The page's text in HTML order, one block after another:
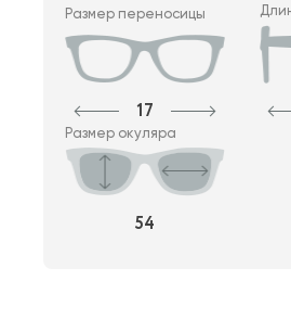
Размер переносицы
17
Размер окуляра
54